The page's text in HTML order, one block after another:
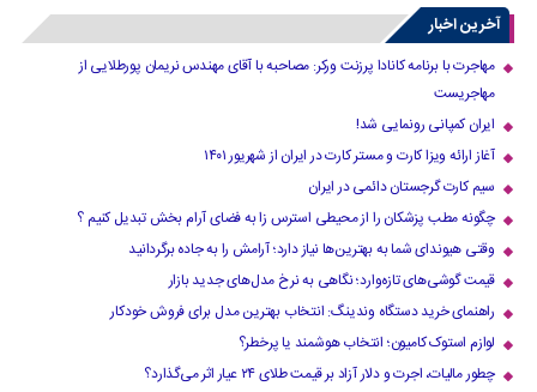
آخرین اخبار
مهاجرت با برنامه کانادا پرزنت ورکر: مصاحبه با آقای مهندس نریمان پورطلایی از
مهاجریست
ایران کمپانی رونمایی شد!
آغاز ارائه ویزا کارت و مستر کارت در ایران از شهریور ۱۴۰۱
سیم کارت گرجستان دائمی در ایران
چگونه مطب پزشکان را از محیطی استرس زا به فضای آرام بخش تبدیل کنیم ؟
وقتی هیوندای شما به بهترین‌ها نیاز دارد؛ آرامش را به جاده برگردانید
قیمت گوشی‌های تازه‌وارد؛ نگاهی به نرخ مدل‌های جدید بازار
راهنمای خرید دستگاه وندینگ: انتخاب بهترین مدل برای فروش خودکار
لوازم استوک کامیون؛ انتخاب هوشمند یا پرخطر؟
چطور مالیات، اجرت و دلار آزاد بر قیمت طلای ۲۴ عیار اثر می‌گذارد؟